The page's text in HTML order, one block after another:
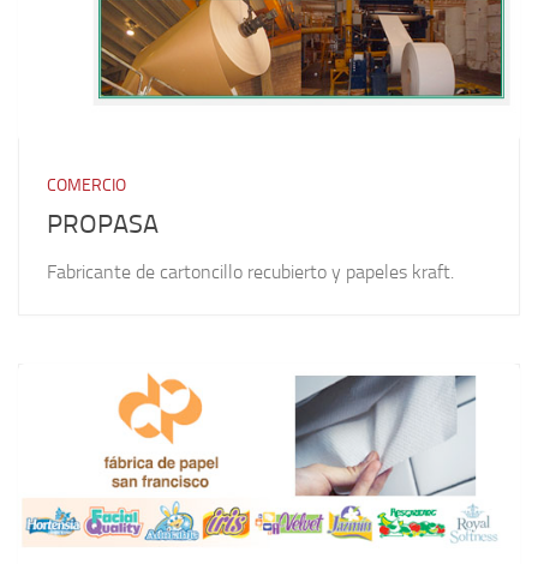
COMERCIO
PROPASA
Fabricante de cartoncillo recubierto y papeles kraft.